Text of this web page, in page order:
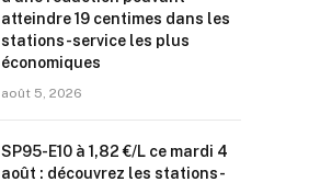
atteindre 19 centimes dans les
stations-service les plus
économiques
août 5, 2026
SP95-E10 à 1,82 €/L ce mardi 4
août : découvrez les stations-